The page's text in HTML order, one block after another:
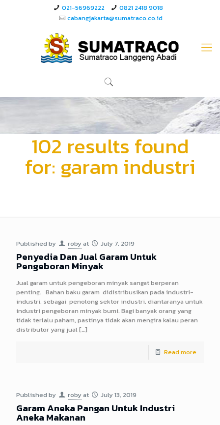
021-56969222
0821 2418 9018
cabangjakarta@sumatraco.co.id
102 results found
for: garam industri
Published by robyat July 7, 2019
Penyedia Dan Jual Garam Untuk
Pengeboran Minyak
Jual garam untuk pengeboran minyak sangat berperan
penting. Bahan baku garam didistribusikan pada industri-
industri, sebagai penolong sektor industri, diantaranya untuk
industri pengeboran minyak bumi. Bagi banyak orang yang
tidak terlalu paham, pastinya tidak akan mengira kalau peran
distributor yang jual[…]
Read more
Published by robyat July 13, 2019
Garam Aneka Pangan Untuk Industri
Aneka Makanan